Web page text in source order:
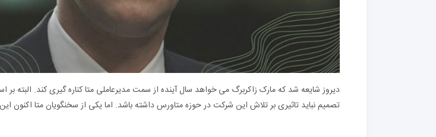
دیروز شایعه شد که مارک زاکربرگ می خواهد سال آینده از سمت مدیرعاملی متا کناره گیری کند. البته
تصمیم نباید تاثیری بر تلاش این شرکت در حوزه متاورس داشته باشد. اما یکی از سخنگویان متا اکنون